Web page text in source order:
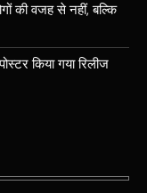
की वजह से नहीं, बल्कि
किया गया रिलीज